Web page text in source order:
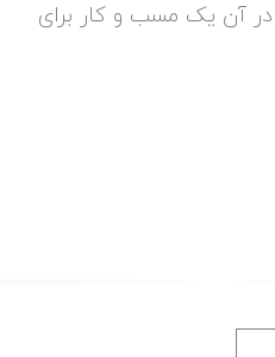
آن یک مسب و کار برای